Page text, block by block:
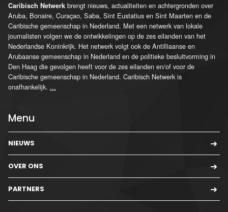
Caribisch Netwerk brengt nieuws, actualiteiten en achtergronden over
Aruba, Bonaire, Curaçao, Saba, Sint Eustatius en Sint Maarten en de
Caribische gemeenschap in Nederland. Met een netwerk van lokale
journalisten volgen we de ontwikkelingen op de zes eilanden van het
Nederlandse Koninkrijk. Het netwerk volgt ook de Antilliaanse en
Arubaanse gemeenschap in Nederland en de politieke besluitvorming in
Den Haag die gevolgen heeft voor de zes eilanden en/of voor de
Caribische gemeenschap in Nederland. Caribisch Netwerk is
onafhankelijk. ...
Menu
NIEUWS
OVER ONS
PARTNERS